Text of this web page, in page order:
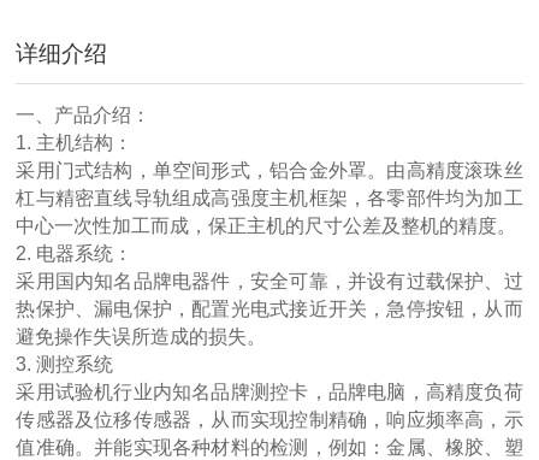
详细介绍
一、产品介绍：
1. 主机结构：
采用门式结构，单空间形式，铝合金外罩。由高精度滚珠丝
杠与精密直线导轨组成高强度主机框架，各零部件均为加工
中心一次性加工而成，保正主机的尺寸公差及整机的精度。
2. 电器系统：
采用国内知名品牌电器件，安全可靠，并设有过载保护、过
热保护、漏电保护，配置光电式接近开关，急停按钮，从而
避免操作失误所造成的损失。
3. 测控系统
采用试验机行业内知名品牌测控卡，品牌电脑，高精度负荷
传感器及位移传感器，从而实现控制精确，响应频率高，示
值准确。并能实现各种材料的检测，例如：金属、橡胶、塑